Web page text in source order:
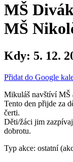
MŠ
MŠ
Kdy: 5. 12.
Přidat do Google
Mikuláš navštíví MŠ
Tento den přijde za
čerti.
Děti/žáci jim
dobrotu.
Typ akce: ostatní